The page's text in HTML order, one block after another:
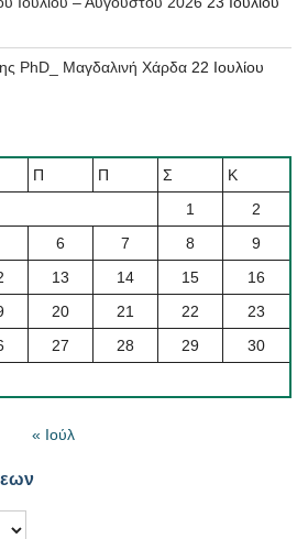
PhD_ Μαγδαλινή Χάρδα 22 Ιουλίου
Π Π Σ
Κ
1
2
6 7 8
9
13 14 15
16
20 21 22
23
27 28 29
30
« Ιούλ